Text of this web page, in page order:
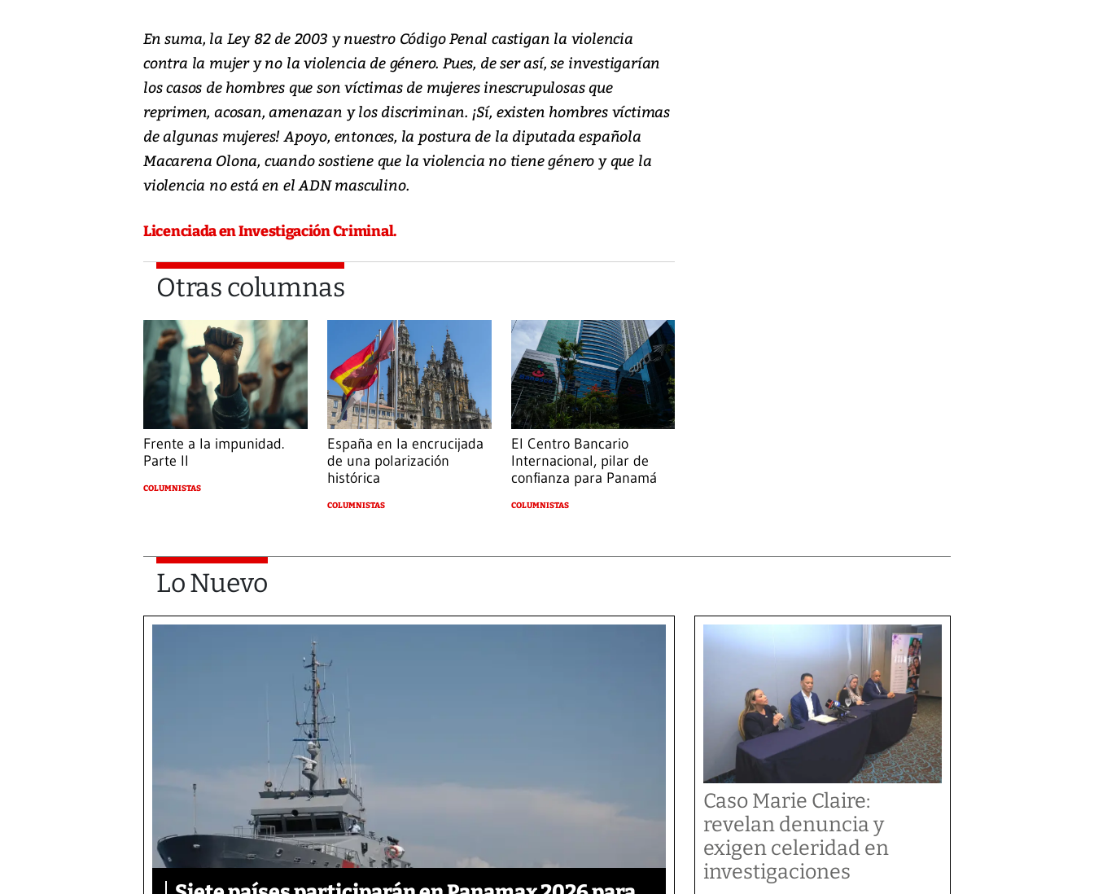
En suma, la Ley 82 de 2003 y nuestro Código Penal castigan la violencia
contra la mujer y no la violencia de género. Pues, de ser así, se investigarían
los casos de hombres que son víctimas de mujeres inescrupulosas que
reprimen, acosan, amenazan y los discriminan. ¡Sí, existen hombres víctimas
de algunas mujeres! Apoyo, entonces, la postura de la diputada española
Macarena Olona, cuando sostiene que la violencia no tiene género y que la
violencia no está en el ADN masculino.
Licenciada en Investigación Criminal.
Otras columnas
Frente a la impunidad.
Parte II
COLUMNISTAS
España en la encrucijada
de una polarización
histórica
COLUMNISTAS
El Centro Bancario
Internacional, pilar de
confianza para Panamá
COLUMNISTAS
Lo Nuevo
Caso Marie Claire:
revelan denuncia y
exigen celeridad en
investigaciones